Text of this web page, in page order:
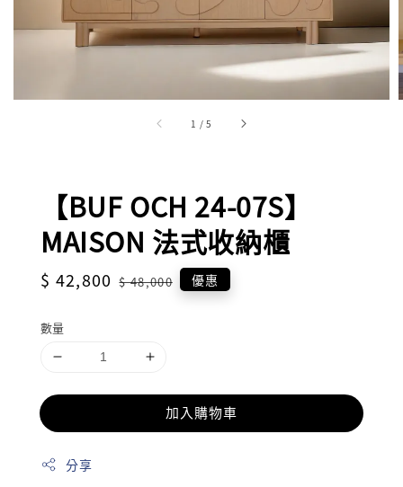
1 /5
【BUF OCH 24-07S】
MAISON 法式收納櫃
Sale
$ 42,800 Regular
$ 48,000 優惠
數量
加入購物車
分享